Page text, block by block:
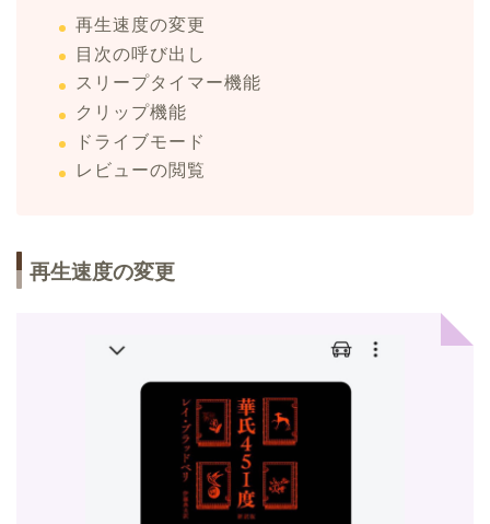
再生速度の変更
目次の呼び出し
スリープタイマー機能
クリップ機能
ドライブモード
レビューの閲覧
再生速度の変更